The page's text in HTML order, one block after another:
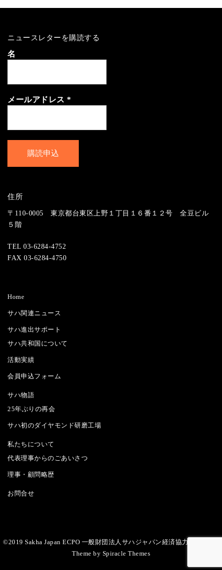
ニュースレターを購読する
名
メールアドレス *
住所
〒110-0005 東京都台東区上野１丁目１６番１２号 全豆ビル
５階
TEL 03-6284-4752
FAX 03-6284-4750
Home
サハ関連ニュース
サハ進出サポート
サハ共和国について
活動実績
会員申込フォーム
サハ物語
25年ぶりの再会
サハ初のダイヤモンド研磨工場
私たちについて
代表理事からのごあいさつ
理事・顧問略歴
お問合せ
©2019 Sakha Japan ECPO 一般財団法人サハジャパン経済協力推進機構
Theme by Spiracle Themes